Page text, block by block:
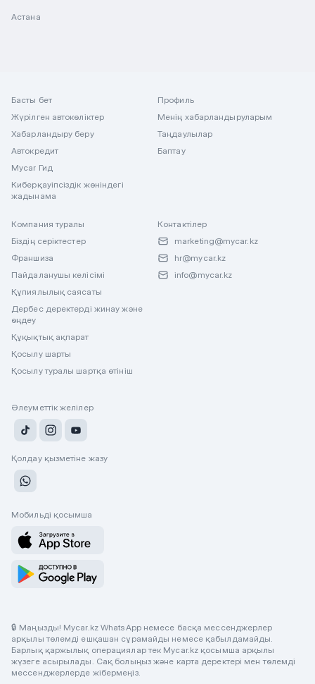
Астана
Басты бет
Жүрілген автокөліктер
Хабарландыру беру
Автокредит
Mycar Гид
Киберқауіпсіздік жөніндегі
жадынама
Профиль
Менің хабарландыруларым
Таңдаулылар
Баптау
Компания туралы
Біздің серіктестер
Франшиза
Пайдаланушы келісімі
Құпиялылық саясаты
Дербес деректерді жинау және
өңдеу
Құқықтық ақпарат
Қосылу шарты
Қосылу туралы шартқа өтініш
Контактілер
marketing@mycar.kz
hr@mycar.kz
info@mycar.kz
Әлеуметтік желілер
Қолдау қызметіне жазу
Мобильді қосымша
🔒 Маңызды! Mycar.kz WhatsApp немесе басқа мессенджерлер
арқылы төлемді ешқашан сұрамайды немесе қабылдамайды.
Барлық қаржылық операциялар тек Mycar.kz қосымша арқылы
жүзеге асырылады. Сақ болыңыз және карта деректері мен төлемді
мессенджерлерде жібермеңіз.